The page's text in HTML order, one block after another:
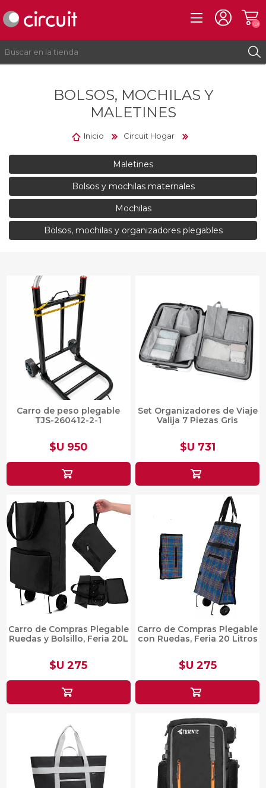
REGISTRO
(0)
BOLSOS, MOCHILAS Y
MALETINES
Inicio Circuit Hogar
Maletines
Bolsos y mochilas maternales
Mochilas
Bolsos, mochilas y organizadores plegables
Carro de peso plegable
TJS-260412-2-1
$U 950
Set Organizadores de Viaje
Valija 7 Piezas Gris
$U 731
Carro de Compras Plegable
Ruedas y Bolsillo, Feria 20L
$U 275
Carro de Compras Plegable
con Ruedas, Feria 20 Litros
$U 275